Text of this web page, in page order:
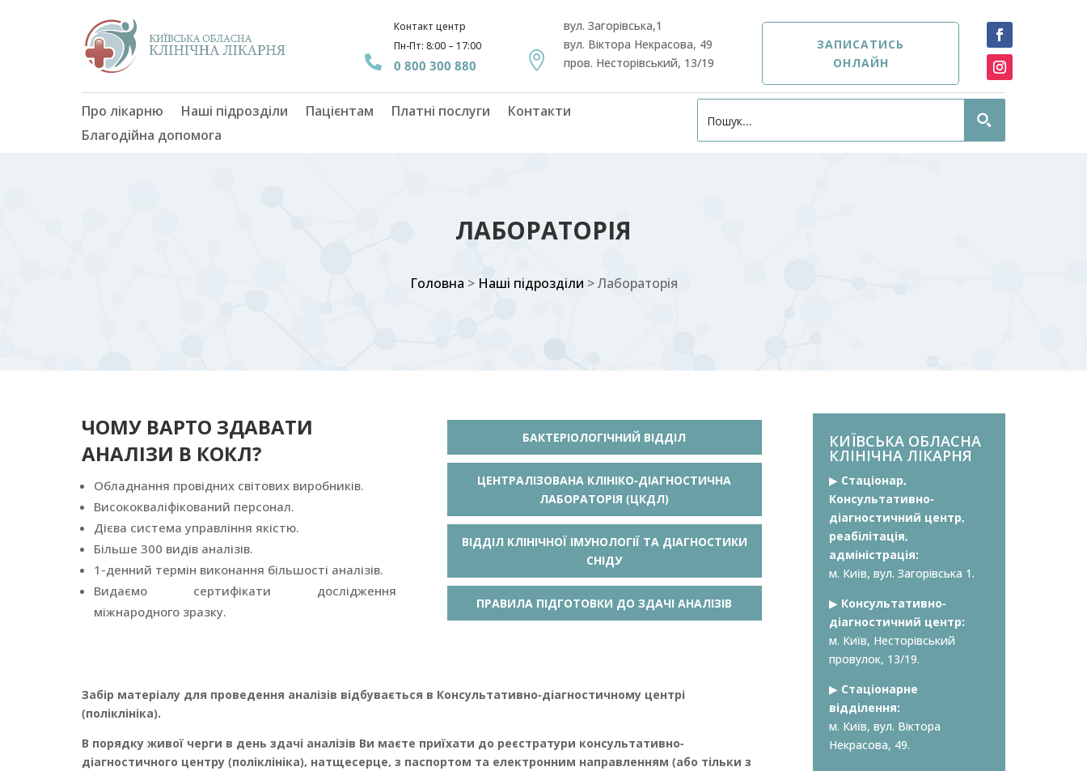

Контакт центр
Пн-Пт: 8:00 – 17:00
0 800 300 880 
вул. Загорівська,1
вул. Віктора Некрасова, 49
пров. Несторівський, 13/19
ЗАПИСАТИСЬ
ОНЛАЙН
Про лікарню Наші підрозділи Пацієнтам Платні послуги
Контакти
Благодійна допомога
ЛАБОРАТОРІЯ
Головна > Наші підрозділи >Лабораторія
ЧОМУ ВАРТО ЗДАВАТИ
АНАЛІЗИ В КОКЛ?
Обладнання провідних світових виробників.
Висококваліфікований персонал.
Дієва система управління якістю.
Більше 300 видів аналізів.
1-денний термін виконання більшості аналізів.
Видаємо сертифікати дослідження
міжнародного зразку.
БАКТЕРІОЛОГІЧНИЙ ВІДДІЛ
ЦЕНТРАЛІЗОВАНА КЛІНІКО-ДІАГНОСТИЧНА
ЛАБОРАТОРІЯ (ЦКДЛ)
ВІДДІЛ КЛІНІЧНОЇ ІМУНОЛОГІЇ ТА ДІАГНОСТИКИ
СНІДУ
ПРАВИЛА ПІДГОТОВКИ ДО ЗДАЧІ АНАЛІЗІВ
Забір матеріалу для проведення аналізів відбувається в Консультативно-діагностичному центрі
(поліклініка).
В порядку живої черги в день здачі аналізів Ви маєте приїхати до реєстратури консультативно-
діагностичного центру (поліклініка), натщесерце, з паспортом та електронним направленням (або тільки з
КИЇВСЬКА ОБЛАСНА
КЛІНІЧНА ЛІКАРНЯ
▶︎Стаціонар,
Консультативно-
діагностичний центр,
реабілітація,
адміністрація:
м. Київ, вул. Загорівська 1.
▶︎ Консультативно-
діагностичний центр:
м. Київ, Несторівський
провулок, 13/19.
▶︎ Стаціонарне
відділення:
м. Київ, вул. Віктора
Некрасова, 49.